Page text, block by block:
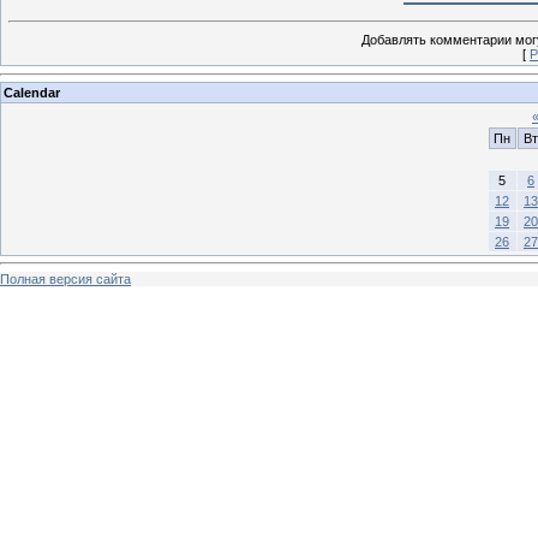
Добавлять комментарии
[
Calendar
«
Пн
Вт
5
6
12
13
19
20
26
27
Полная версия сайта